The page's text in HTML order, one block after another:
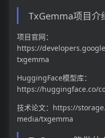
TxGemma项目介
项目官网：
https://
txgemma
HuggingFace模型库：
https://huggingface.co/
技术论文：https://
media/txgemma